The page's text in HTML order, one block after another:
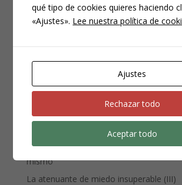
CATEGORÍAS
Compliance
Penal
Uncategorized
ENTRADAS RECIENTES
Denuncia, querella y atestado policial:
mismo
La atenuante de miedo insuperable (III)
qué tipo de cookies quieres haciendo
«Ajustes». Lee nuestra política de
Ajustes
Rechazar todo
Aceptar todo